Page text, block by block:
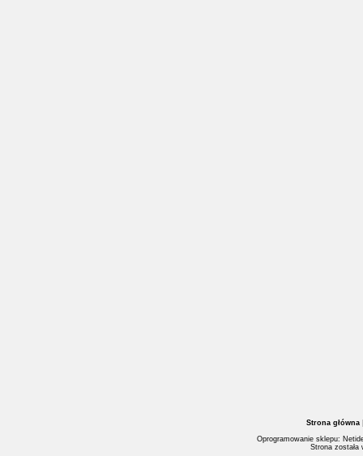
Strona główna
Oprogramowanie sklepu:
Strona